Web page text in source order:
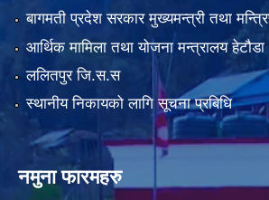
बागमती प्रदेश सरकार मुख्यमन्त्री तथा
आर्थिक मामिला तथा योजना मन्त्रालय हेटौडा
ललितपुर जि.स.स
स्थानीय निकायको लागि सूचना प्रबिधि
नमुना फारमहरु